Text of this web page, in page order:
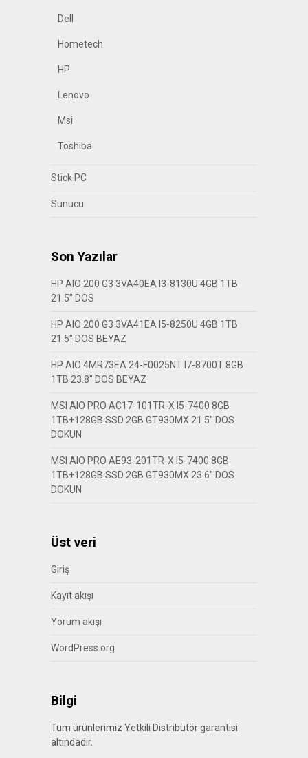
Dell
Hometech
HP
Lenovo
Msi
Toshiba
Stick PC
Sunucu
Son Yazılar
HP AIO 200 G3 3VA40EA I3-8130U 4GB 1TB
21.5″ DOS
HP AIO 200 G3 3VA41EA I5-8250U 4GB 1TB
21.5″ DOS BEYAZ
HP AIO 4MR73EA 24-F0025NT I7-8700T 8GB
1TB 23.8″ DOS BEYAZ
MSI AIO PRO AC17-101TR-X I5-7400 8GB
1TB+128GB SSD 2GB GT930MX 21.5″ DOS
DOKUN
MSI AIO PRO AE93-201TR-X I5-7400 8GB
1TB+128GB SSD 2GB GT930MX 23.6″ DOS
DOKUN
Üst veri
Giriş
Kayıt akışı
Yorum akışı
WordPress.org
Bilgi
Tüm ürünlerimiz Yetkili Distribütör garantisi
altındadır.